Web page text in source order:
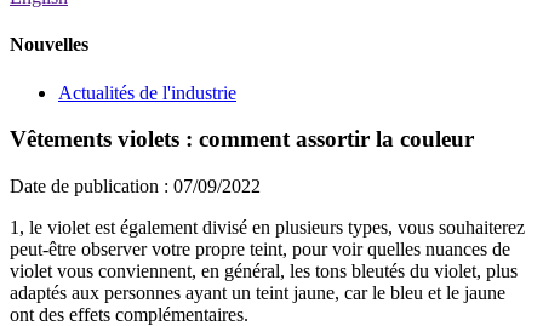
Nouvelles
Actualités de l'industrie
Vêtements violets : comment assortir la couleur
Date de publication : 07/09/2022
1, le violet est également divisé en plusieurs types, vous souhaiterez
peut-être observer votre propre teint, pour voir quelles nuances de
violet vous conviennent, en général, les tons bleutés du violet, plus
adaptés aux personnes ayant un teint jaune, car le bleu et le jaune
ont des effets complémentaires.